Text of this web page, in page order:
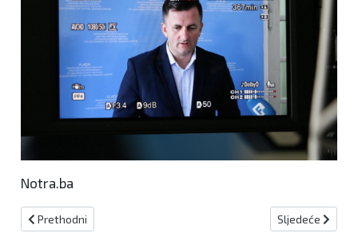
Notra.ba
Prethodni članak: Najveći bh. gospodarstvenici nagrađeni za
Prethodni Sljedeći
Sljedeće